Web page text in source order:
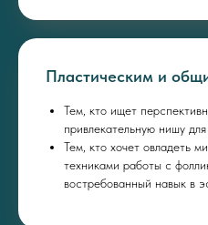
Пластическим и
Тем, кто ищет
привлекательную нишу для
Тем, кто хочет овладеть
техниками работы с
востребованный навык в